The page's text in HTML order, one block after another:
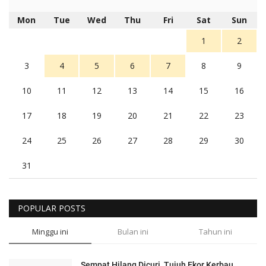
Mon Tue Wed Thu Fri Sat
Sun
1
2
3 4 5 6 7 8 9
10 11 12 13 14 15 16
17 18 19 20 21 22 23
24 25 26 27 28 29 30
31
POPULAR POSTS
Minggu ini Bulan ini Tahun ini